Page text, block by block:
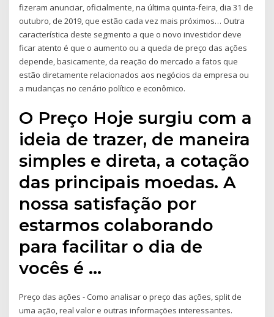
fizeram anunciar, oficialmente, na última quinta-feira, dia 31 de
outubro, de 2019, que estão cada vez mais próximos… Outra
característica deste segmento a que o novo investidor deve
ficar atento é que o aumento ou a queda de preço das ações
depende, basicamente, da reação do mercado a fatos que
estão diretamente relacionados aos negócios da empresa ou
a mudanças no cenário político e econômico.
O Preço Hoje surgiu com a
ideia de trazer, de maneira
simples e direta, a cotação
das principais moedas. A
nossa satisfação por
estarmos colaborando
para facilitar o dia de
vocês é …
Preço das ações - Como analisar o preço das ações, split de
uma ação, real valor e outras informações interessantes.